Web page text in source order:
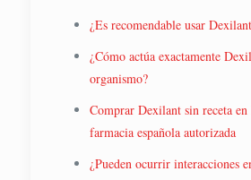
¿Es recomendable usar
¿Cómo actúa exactamente
organismo?
Comprar Dexilant sin receta en
farmacia española autorizada
¿Pueden ocurrir interacciones